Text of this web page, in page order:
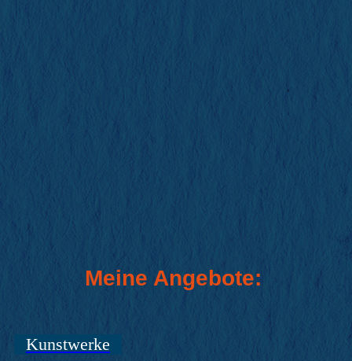
Meine Angebote:
Kunstwerke